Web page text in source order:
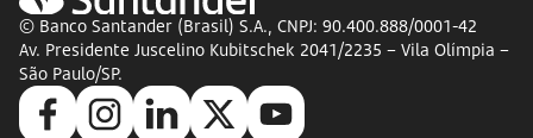
© Banco Santander (Brasil) S.A., CNPJ: 90.400.888/0001-42
Av. Presidente Juscelino Kubitschek 2041/2235 – Vila Olímpia –
São Paulo/SP.